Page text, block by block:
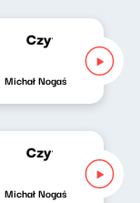
Czytał Michał
Michał Nogaś
Czytał Michał
Michał Nogaś